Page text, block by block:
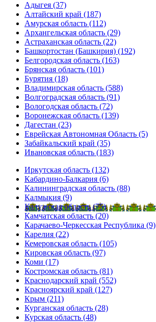
Адыгея (37)
Алтайский край (187)
Амурская область (112)
Архангельская область (29)
Астраханская область (22)
Башкортостан (Башкирия) (192)
Белгородская область (163)
Брянская область (101)
Бурятия (18)
Владимирская область (588)
Волгоградская область (91)
Вологодская область (72)
Воронежская область (139)
Дагестан (23)
Еврейская Автономная Область (5)
Забайкальский край (35)
Ивановская область (183)
Иркутская область (132)
Кабардино-Балкария (6)
Калининградская область (88)
Калмыкия (9)
Калужская область (75)
Камчатская область (20)
Карачаево-Черкесская Республика (9)
Карелия (22)
Кемеровская область (105)
Кировская область (97)
Коми (17)
Костромская область (81)
Краснодарский край (552)
Красноярский край (127)
Крым (211)
Курганская область (28)
Курская область (48)